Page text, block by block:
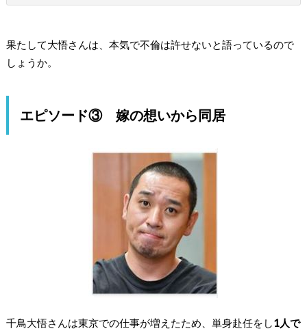
果たして大悟さんは、本気で不倫は許せないと語っているので
しょうか。
エピソード③ 嫁の想いから同居
千鳥大悟さんは東京での仕事が増えたため、単身赴任をし1人で